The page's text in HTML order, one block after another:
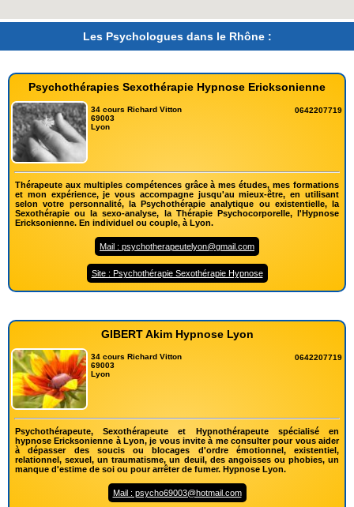
Les Psychologues dans le Rhône :
Psychothérapies Sexothérapie Hypnose Ericksonienne
34 cours Richard Vitton
69003
Lyon
0642207719
Thérapeute aux multiples compétences grâce à mes études, mes formations
et mon expérience, je vous accompagne jusqu'au mieux-être, en utilisant
selon votre personnalité, la Psychothérapie analytique ou existentielle, la
Sexothérapie ou la sexo-analyse, la Thérapie Psychocorporelle, l'Hypnose
Ericksonienne. En individuel ou couple, à Lyon.
Mail : psychotherapeutelyon@gmail.com
Site : Psychothérapie Sexothérapie Hypnose
GIBERT Akim Hypnose Lyon
34 cours Richard Vitton
69003
Lyon
0642207719
Psychothérapeute, Sexothérapeute et Hypnothérapeute spécialisé en
hypnose Ericksonienne à Lyon, je vous invite à me consulter pour vous aider
à dépasser des soucis ou blocages d'ordre émotionnel, existentiel,
relationnel, sexuel, un traumatisme, un deuil, des angoisses ou phobies, un
manque d'estime de soi ou pour arrêter de fumer. Hypnose Lyon.
Mail : psycho69003@hotmail.com